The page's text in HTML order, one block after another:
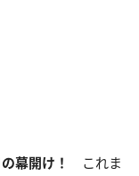
幕開け！
これま